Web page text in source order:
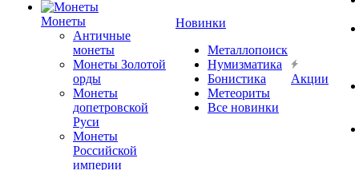
Монеты
Античные
монеты
Монеты Золотой
орды
Монеты
допетровской
Руси
Монеты
Российской
империи
Новинки
Металлопоиск
Нумизматика
Бонистика
Метеориты
Все новинки
Акции